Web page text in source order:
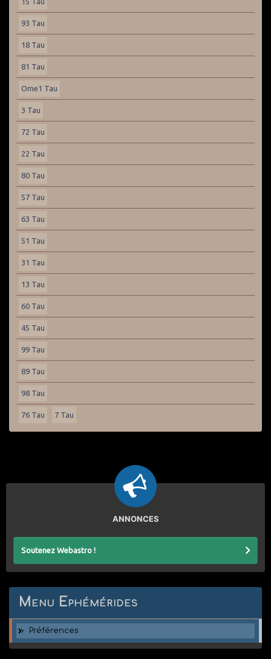
93 Tau
18 Tau
81 Tau
Ome1 Tau
3 Tau
72 Tau
22 Tau
80 Tau
57 Tau
63 Tau
51 Tau
31 Tau
13 Tau
60 Tau
45 Tau
99 Tau
89 Tau
98 Tau
76 Tau 7 Tau
ANNONCES
Soutenez Webastro !
Menu Ephémérides
Préférences